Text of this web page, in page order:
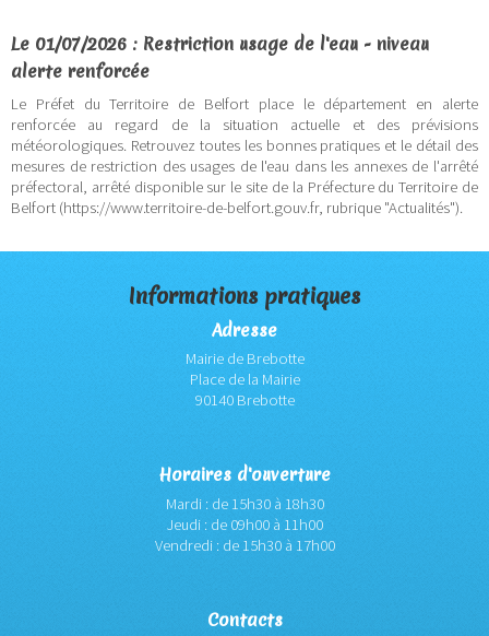
Le 01/07/2026 : Restriction usage de l'eau - niveau
alerte renforcée
Le Préfet du Territoire de Belfort place le département en alerte
renforcée au regard de la situation actuelle et des prévisions
météorologiques. Retrouvez toutes les bonnes pratiques et le détail des
mesures de restriction des usages de l'eau dans les annexes de l'arrêté
préfectoral, arrêté disponible sur le site de la Préfecture du Territoire de
Belfort (https://www.territoire-de-belfort.gouv.fr, rubrique "Actualités").
Informations pratiques
Adresse
Mairie de Brebotte
Place de la Mairie
90140 Brebotte
Horaires d'ouverture
Mardi : de 15h30 à 18h30
Jeudi : de 09h00 à 11h00
Vendredi : de 15h30 à 17h00
Contacts